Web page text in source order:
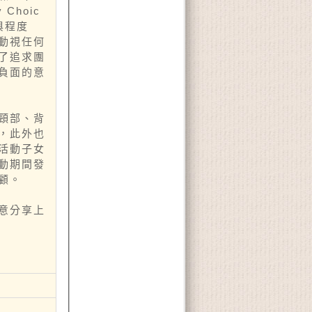
Choic
程度
視任何
追求團
面的意
部、背
此外也
動子女
期間發
。
分享上